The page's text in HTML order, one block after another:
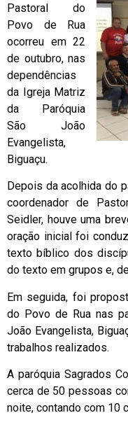
Pastoral do
Povo de Rua
ocorreu em 22
de outubro, nas
dependências
da Igreja Matriz
da Paróquia
São João
Evangelista,
Biguaçu.
Depois da acolhida do
coordenador de
Seidler, houve uma
oração inicial foi
texto bíblico dos
do texto em grupos e,
Em seguida, foi
do Povo de Rua nas
João Evangelista,
trabalhos realizados.
A paróquia Sagrados
cerca de 50 pessoas
noite, contando com 10